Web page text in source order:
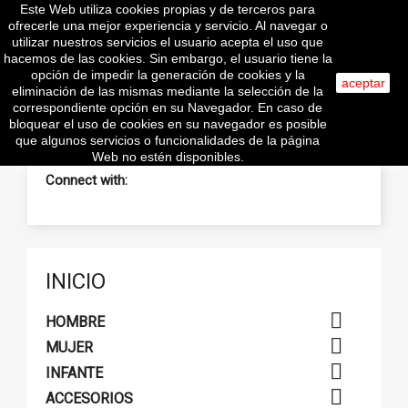

search
Connect with:
INICIO
HOMBRE 
MUJER 
INFANTE 
ACCESORIOS 
Este Web utiliza cookies propias y de terceros para
ofrecerle una mejor experiencia y servicio. Al navegar o
utilizar nuestros servicios el usuario acepta el uso que
hacemos de las cookies. Sin embargo, el usuario tiene la
opción de impedir la generación de cookies y la
eliminación de las mismas mediante la selección de la
correspondiente opción en su Navegador. En caso de
bloquear el uso de cookies en su navegador es posible
que algunos servicios o funcionalidades de la página
Web no estén disponibles.
aceptar